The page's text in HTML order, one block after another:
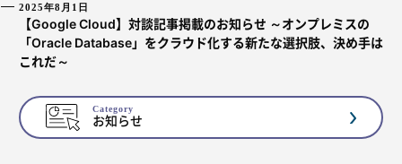
2025年8月1日
【Google Cloud】対談記事掲載のお知らせ ～オンプレミスの
「Oracle Database」をクラウド化する新たな選択肢、決め手は
これだ～
Category
お知らせ